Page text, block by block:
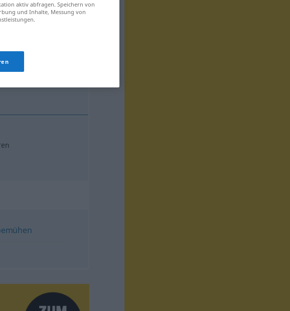
aktiv abfragen. Speichern von
und Inhalte, Messung von